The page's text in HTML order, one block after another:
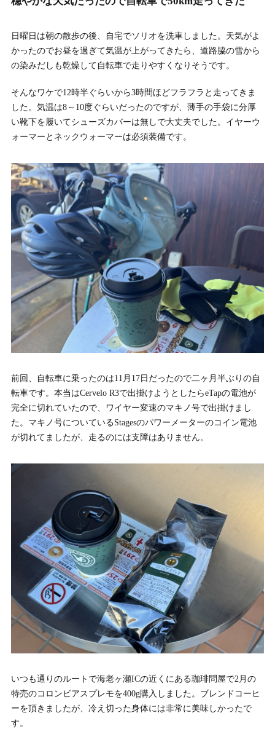
日曜日は朝の散歩の後、自宅でソリオを洗車しました。天気がよ
かったのでお昼を過ぎて気温が上がってきたら、道路脇の雪から
の染みだしも乾燥して自転車で走りやすくなりそうです。
そんなワケで12時半ぐらいから3時間ほどフラフラと走ってきま
した。気温は8～10度ぐらいだったのですが、薄手の手袋に分厚
い靴下を履いてシューズカバーは無しで大丈夫でした。イヤーウ
ォーマーとネックウォーマーは必須装備です。
前回、自転車に乗ったのは11月17日だったので二ヶ月半ぶりの自
転車です。本当はCervelo R3で出掛けようとしたらeTapの電池が
完全に切れていたので、ワイヤー変速のマキノ号で出掛けまし
た。マキノ号についているStagesのパワーメーターのコイン電池
が切れてましたが、走るのには支障はありません。
いつも通りのルートで海老ヶ瀬ICの近くにある珈琲問屋で2月の
特売のコロンビアスプレモを400g購入しました。ブレンドコーヒ
ーを頂きましたが、冷え切った身体には非常に美味しかったで
す。